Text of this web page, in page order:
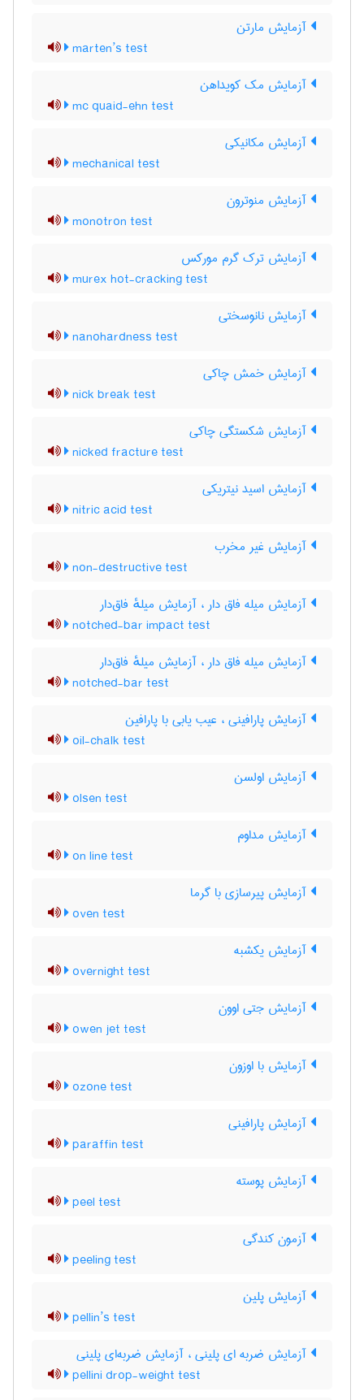
آزمایش مارتن
marten’s test
آزمایش مک کویداهن
mc quaid-ehn test
آزمایش مکانیکی
mechanical test
آزمایش منوترون
monotron test
آزمایش ترک گرم مورکس
murex hot-cracking test
آزمایش نانوسختی
nanohardness test
آزمایش خمش چاکی
nick break test
آزمایش شکستگی چاکی
nicked fracture test
آزمایش اسید نیتریکی
nitric acid test
آزمایش غیر مخرب
non-destructive test
آزمایش میله فاق دار ، آزمایش میلهٔ فاق‌دار
notched-bar impact test
آزمایش میله فاق دار ، آزمایش میلهٔ فاق‌دار
notched-bar test
آزمایش پارافینی ، عیب یابی با پارافین
oil-chalk test
آزمایش اولسن
olsen test
آزمایش مداوم
on line test
آزمایش پیرسازی با گرما
oven test
آزمایش یکشبه
overnight test
آزمایش جتی اوون
owen jet test
آزمایش با اوزون
ozone test
آزمایش پارافینی
paraffin test
آزمایش پوسته
peel test
آزمون کندگی
peeling test
آزمایش پلین
pellin’s test
آزمایش ضربه ای پلینی ، آزمایش ضربه‌ای پلینی
pellini drop-weight test